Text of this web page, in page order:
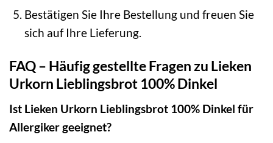
Bestätigen Sie Ihre Bestellung und freuen Sie
sich auf Ihre Lieferung.
FAQ – Häufig gestellte Fragen zu Lieken
Urkorn Lieblingsbrot 100% Dinkel
Ist Lieken Urkorn Lieblingsbrot 100% Dinkel für
Allergiker geeignet?